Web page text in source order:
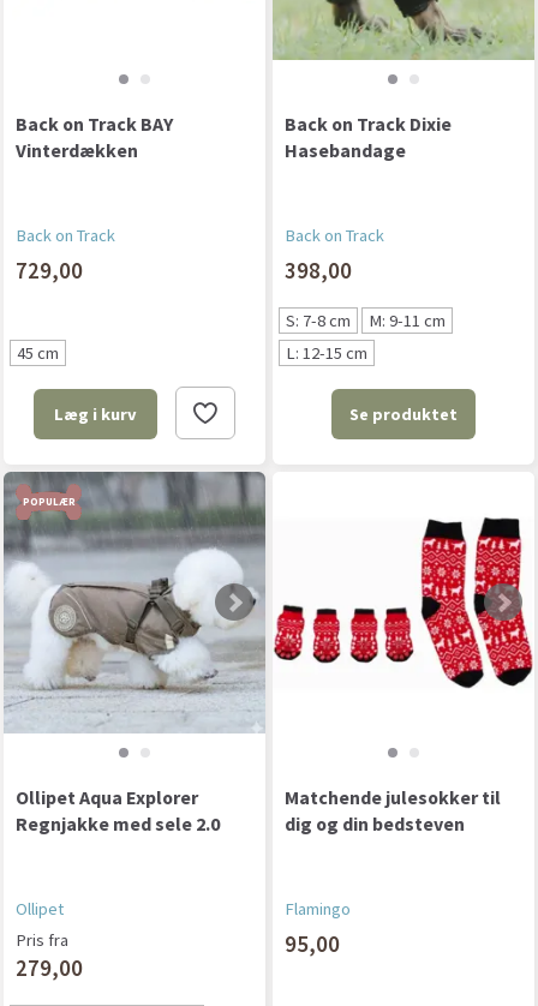
Back on Track BAY
Vinterdækken
Back on Track
729,00
45 cm
Læg i kurv
Back on Track Dixie
Hasebandage
Back on Track
398,00
S: 7-8 cm
M: 9-11 cm
L: 12-15 cm
Se produktet
POPULÆR
Ollipet Aqua Explorer
Regnjakke med sele 2.0
Ollipet
Pris fra
279,00
Matchende julesokker til
dig og din bedsteven
Flamingo
95,00